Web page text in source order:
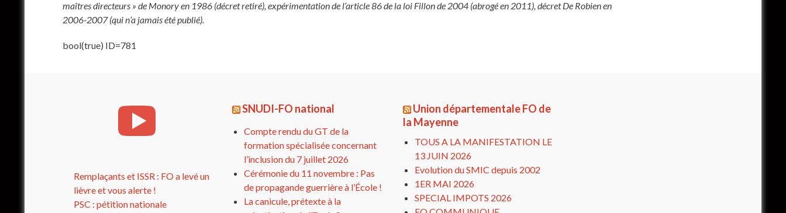
maîtres directeurs » de Monory en 1986 (décret retiré), expérimentation de l’article 86 de la loi Fillon de 2004 (abrogé en 2011), décret De Robien en
2006-2007 (qui n’a jamais été publié).
bool(true) ID=781
Remplaçants et ISSR : FO a levé un
lièvre et vous alerte !
PSC : pétition nationale
SNUDI-FO national
Compte rendu du GT de la
formation spécialisée concernant
l’inclusion du 7 juillet 2026
Cérémonie du 11 novembre : Pas
de propagande guerrière à l’École !
La canicule, prétexte à la
Union départementale FO de
la Mayenne
TOUS A LA MANIFESTATION LE
13 JUIN 2026
Evolution du SMIC depuis 2002
1ER MAI 2026
SPECIAL IMPOTS 2026